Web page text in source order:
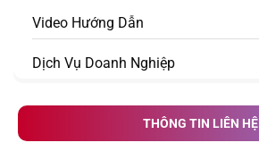
Video Hướng Dẫn
Dịch Vụ Doanh Nghiệp
THÔNG TIN LIÊN HỆ